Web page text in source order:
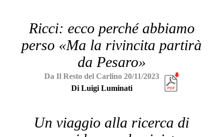
Ricci: ecco perché abbiamo
perso «Ma la rivincita partirà
da Pesaro»
Da Il Resto del Carlino 20/11/2023
Di Luigi Luminati
Un viaggio alla ricerca di